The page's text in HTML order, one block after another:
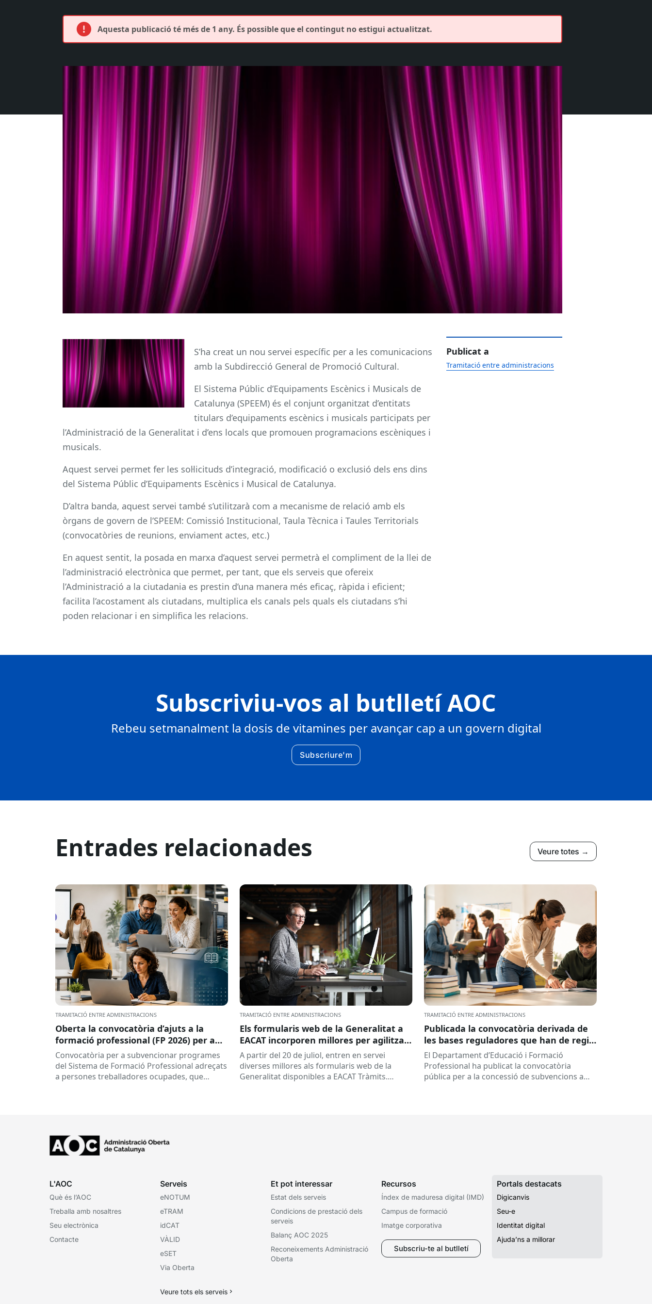
Aquesta publicació té més de 1 any. És possible que el contingut no estigui actualitzat.
S’ha creat un nou servei específic per a les comunicacions
amb la Subdirecció General de Promoció Cultural.
El Sistema Públic d’Equipaments Escènics i Musicals de
Catalunya (SPEEM) és el conjunt organitzat d’entitats
titulars d’equipaments escènics i musicals participats per
l’Administració de la Generalitat i d’ens locals que promouen programacions escèniques i
musicals.
Aquest servei permet fer les sol·licituds d’integració, modificació o exclusió dels ens dins
del Sistema Públic d’Equipaments Escènics i Musical de Catalunya.
D’altra banda, aquest servei també s’utilitzarà com a mecanisme de relació amb els
òrgans de govern de l’SPEEM: Comissió Institucional, Taula Tècnica i Taules Territorials
(convocatòries de reunions, enviament actes, etc.)
En aquest sentit, la posada en marxa d’aquest servei permetrà el compliment de la llei de
l’administració electrònica que permet, per tant, que els serveis que ofereix
l’Administració a la ciutadania es prestin d’una manera més eficaç, ràpida i eficient;
facilita l’acostament als ciutadans, multiplica els canals pels quals els ciutadans s’hi
poden relacionar i en simplifica les relacions.
Publicat a
Tramitació entre administracions
Subscriviu-vos al butlletí AOC
Rebeu setmanalment la dosis de vitamines per avançar cap a un govern digital
Subscriure'm
Entrades relacionades Veure totes →
TRAMITACIÓ ENTRE ADMINISTRACIONS
Oberta la convocatòria d’ajuts a la
formació professional (FP 2026) per a
persones treballadores ocupades
Convocatòria per a subvencionar programes
del Sistema de Formació Professional adreçats
a persones treballadores ocupades, que
TRAMITACIÓ ENTRE ADMINISTRACIONS
Els formularis web de la Generalitat a
EACAT incorporen millores per agilitzar
la tramitació
A partir del 20 de juliol, entren en servei
diverses millores als formularis web de la
Generalitat disponibles a EACAT Tràmits.
TRAMITACIÓ ENTRE ADMINISTRACIONS
Publicada la convocatòria derivada de
les bases reguladores que han de regir
la concessió de subvencions a centres
educatius, per al desenvolupament de
programes de formació i inserció,
El Departament d’Educació i Formació
Professional ha publicat la convocatòria
pública per a la concessió de subvencions a
L'AOC
Què és l’AOC
Treballa amb nosaltres
Seu electrònica
Contacte
Serveis
eNOTUM
eTRAM
idCAT
VÀLID
eSET
Via Oberta
Veure tots els serveis
Et pot interessar
Estat dels serveis
Condicions de prestació dels
serveis
Balanç AOC 2025
Reconeixements Administració
Oberta
Recursos
Índex de maduresa digital (IMD)
Campus de formació
Imatge corporativa
Subscriu-te al butlletí
Portals destacats
Digicanvis
Seu-e
Identitat digital
Ajuda’ns a millorar